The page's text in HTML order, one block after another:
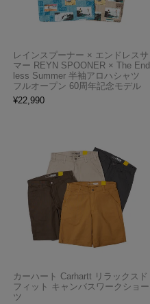
レインスプーナー × エンドレスサ
マー REYN SPOONER × The End
less Summer 半袖アロハシャツ
フルオープン 60周年記念モデル
¥22,990
カーハート Carhartt リラックスド
フィット キャンバスワークショー
ツ